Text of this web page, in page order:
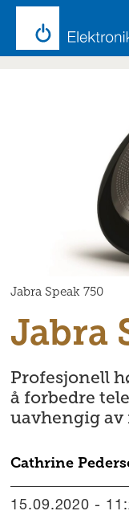
Jabra Speak 750
Jabra
Profesjonell
å forbedre
uavhengig
Cathrine
15.09.2020 -